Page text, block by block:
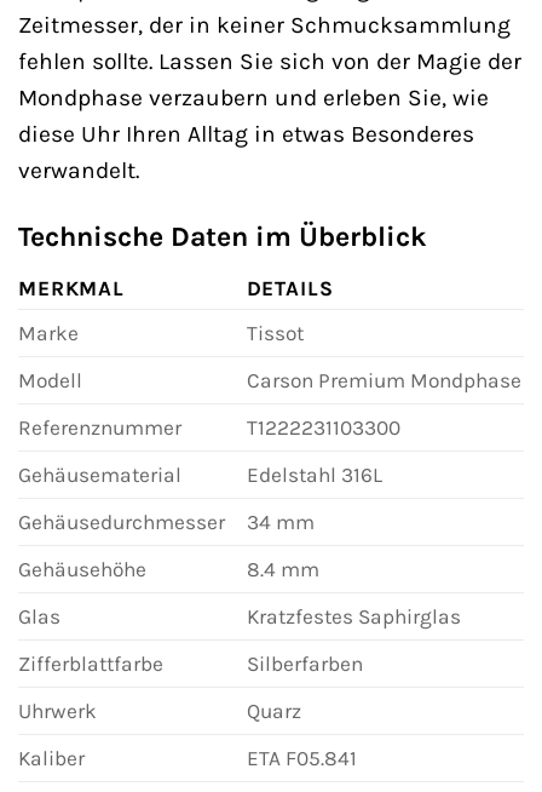
Zeitmesser, der in keiner Schmucksammlung
fehlen sollte. Lassen Sie sich von der Magie der
Mondphase verzaubern und erleben Sie, wie
diese Uhr Ihren Alltag in etwas Besonderes
verwandelt.
Technische Daten im Überblick
MERKMAL
DETAILS
Marke
Tissot
Modell
Carson Premium Mondphase
Referenznummer
T1222231103300
Gehäusematerial
Edelstahl 316L
Gehäusedurchmesser
34 mm
Gehäusehöhe
8.4 mm
Glas
Kratzfestes Saphirglas
Zifferblattfarbe
Silberfarben
Uhrwerk
Quarz
Kaliber
ETA F05.841